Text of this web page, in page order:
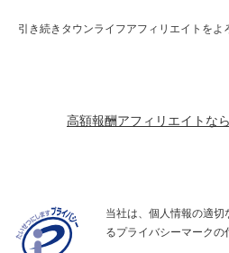
引き続きタウンライフアフィリエイトをよ
高額報酬アフィリエイトな
当社は、個人情報の適
るプライバシーマークの